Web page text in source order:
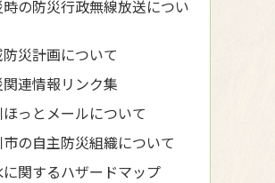
時の防災行政無線放送につい
災計画について
関連情報リンク集
っとメールについて
の自主防災組織について
関するハザードマップ